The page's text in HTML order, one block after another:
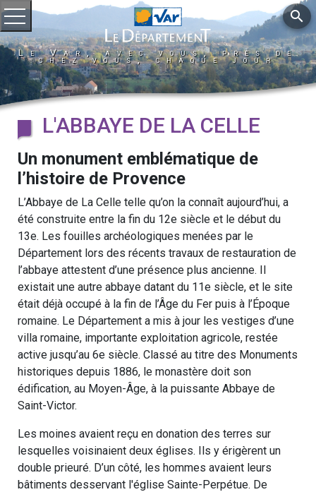
Ouvrir le menu
Le Var, avec vous, près de
chez vous, chaque jour
search
L'ABBAYE DE LA CELLE
Un monument emblématique de
l’histoire de Provence
L’Abbaye de La Celle telle qu’on la connaît aujourd’hui, a
été construite entre la fin du 12e siècle et le début du
13e. Les fouilles archéologiques menées par le
Département lors des récents travaux de restauration de
l’abbaye attestent d’une présence plus ancienne. Il
existait une autre abbaye datant du 11e siècle, et le site
était déjà occupé à la fin de l’Âge du Fer puis à l’Époque
romaine. Le Département a mis à jour les vestiges d’une
villa romaine, importante exploitation agricole, restée
active jusqu’au 6e siècle. Classé au titre des Monuments
historiques depuis 1886, le monastère doit son
édification, au Moyen-Âge, à la puissante Abbaye de
Saint-Victor.
Les moines avaient reçu en donation des terres sur
lesquelles voisinaient deux églises. Ils y érigèrent un
double prieuré. D’un côté, les hommes avaient leurs
bâtiments desservant l'église Sainte-Perpétue. De